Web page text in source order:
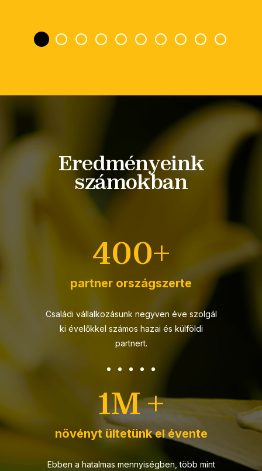
Eredményeink
számokban
400+
partner országszerte
Családi vállalkozásunk negyven éve szolgál
ki évelőkkel számos hazai és külföldi
partnert.
1.2M +
növényt ültetünk el évente
Ebben a hatalmas mennyiségben, több mint